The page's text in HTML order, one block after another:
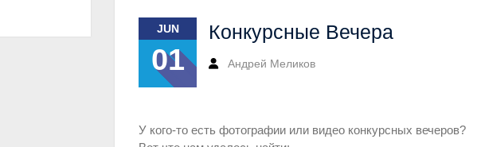
JUN
01
Конкурсные Вечера
Андрей Меликов
У кого-то есть фотографии или видео конкурсных вечеров?